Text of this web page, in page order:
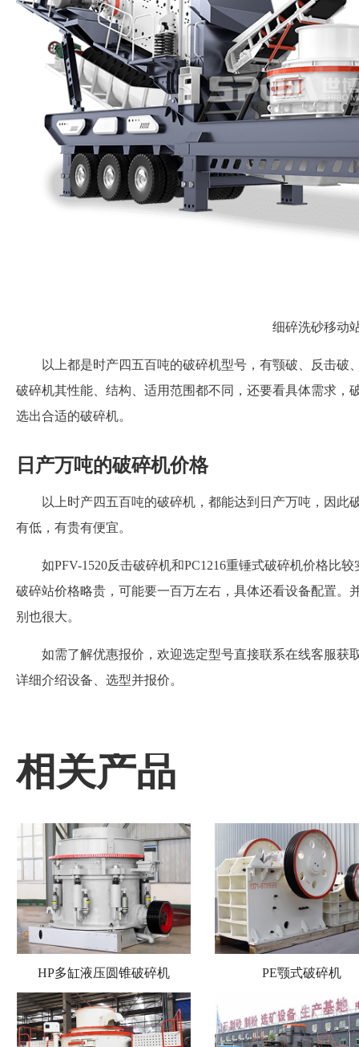
细碎洗砂移动
以上都是时产四五百吨的破碎机型号，有颚破、反击破
破碎机其性能、结构、适用范围都不同，还要看具体需求，
选出合适的破碎机。
日产万吨的破碎机价格
以上时产四五百吨的破碎机，都能达到日产万吨，因此
有低，有贵有便宜。
如PFV-1520反击破碎机和PC1216重锤式破碎机价格比
破碎站价格略贵，可能要一百万左右，具体还看设备配置。
别也很大。
如需了解优惠报价，欢迎选定型号直接联系在线客服获
详细介绍设备、选型并报价。
相关产品
HP多缸液压圆锥破碎机 PE颚式破碎机